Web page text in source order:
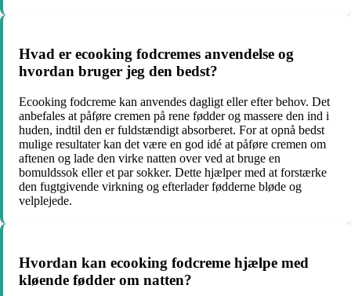
Hvad er ecooking fodcremes anvendelse og
hvordan bruger jeg den bedst?
Ecooking fodcreme kan anvendes dagligt eller efter behov. Det
anbefales at påføre cremen på rene fødder og massere den ind i
huden, indtil den er fuldstændigt absorberet. For at opnå bedst
mulige resultater kan det være en god idé at påføre cremen om
aftenen og lade den virke natten over ved at bruge en
bomuldssok eller et par sokker. Dette hjælper med at forstærke
den fugtgivende virkning og efterlader fødderne bløde og
velplejede.
Hvordan kan ecooking fodcreme hjælpe med
kløende fødder om natten?